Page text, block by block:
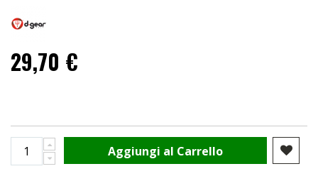
29,70 €
Aggiungi al Carrello